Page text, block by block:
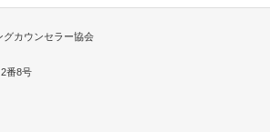
ン…
知識より現場…
グカウンセラー協会
番8号